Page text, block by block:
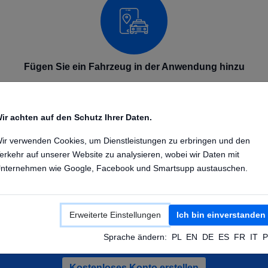
Fügen Sie ein Fahrzeug in der Anwendung hinzu
Gerätenamen und die IMEI-Nummer ein. Sobald das
Gerät konfiguriert ist, sendet es seine Position an
unsere GPS-Plattform.
ein kostenloses Konto und testen Sie
achten auf den Schutz Ihrer Daten.
verwenden Cookies, um Dienstleistungen zu erbringen und den
auf unserer Website zu analysieren, wobei wir Daten mit
wie Google, Facebook und Smartsupp austauschen.
Erweiterte Einstellungen Ich bin einverstanden
Sprache ändern: PL EN DE ES FR IT